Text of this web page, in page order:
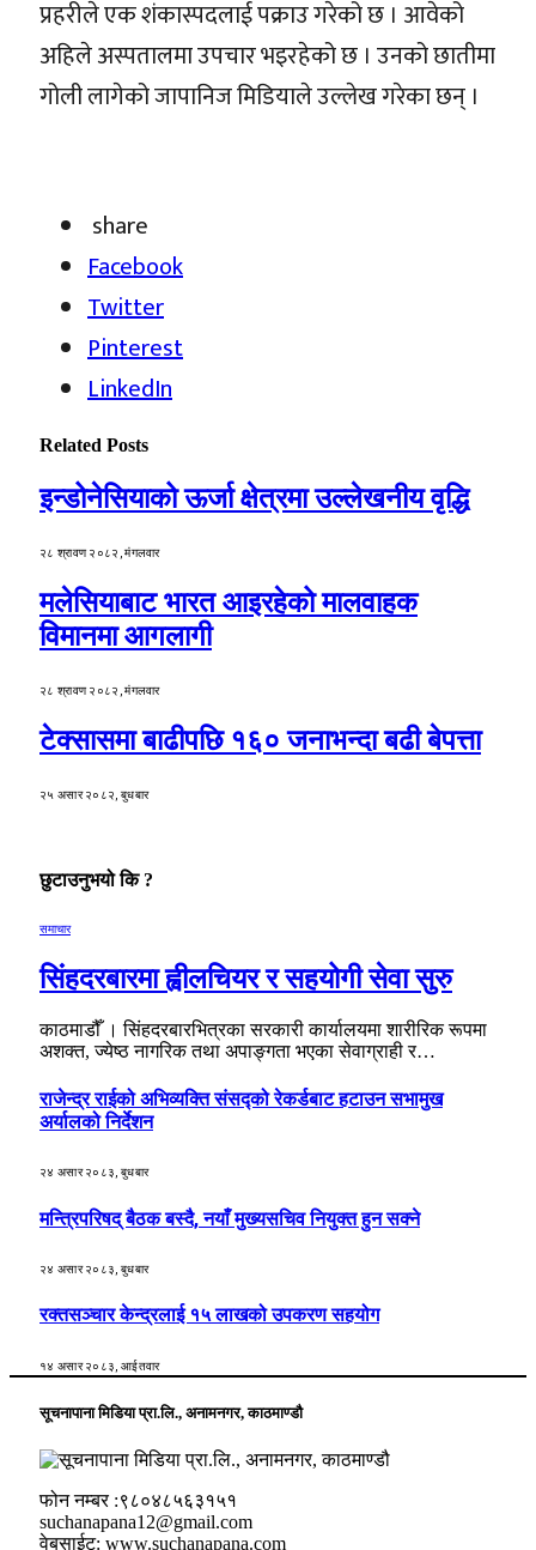
प्रहरीले एक शंकास्पदलाई पक्राउ गरेको छ । आवेको
अहिले अस्पतालमा उपचार भइरहेको छ । उनको छातीमा
गोली लागेको जापानिज मिडियाले उल्लेख गरेका छन् ।
share
Facebook
Twitter
Pinterest
LinkedIn
Related Posts
इन्डोनेसियाको ऊर्जा क्षेत्रमा उल्लेखनीय वृद्धि
२८ श्रावण २०८२, मंगलवार
मलेसियाबाट भारत आइरहेको मालवाहक
विमानमा आगलागी
२८ श्रावण २०८२, मंगलवार
टेक्सासमा बाढीपछि १६० जनाभन्दा बढी बेपत्ता
२५ असार २०८२, बुधबार
छुटाउनुभयो कि ?
समाचार
सिंहदरबारमा ह्वीलचियर र सहयोगी सेवा सुरु
काठमाडौँ । सिंहदरबारभित्रका सरकारी कार्यालयमा शारीरिक रूपमा
अशक्त, ज्येष्ठ नागरिक तथा अपाङ्गता भएका सेवाग्राही र…
राजेन्द्र राईको अभिव्यक्ति संसद्को रेकर्डबाट हटाउन सभामुख
अर्यालको निर्देशन
२४ असार २०८३, बुधबार
मन्त्रिपरिषद् बैठक बस्दै, नयाँ मुख्यसचिव नियुक्त हुन सक्ने
२४ असार २०८३, बुधबार
रक्तसञ्चार केन्द्रलाई १५ लाखको उपकरण सहयोग
१४ असार २०८३, आईतवार
सूचनापाना मिडिया प्रा.लि., अनामनगर, काठमाण्डौ
फोन नम्बर :९८०४८५६३१५१
suchanapana12@gmail.com
वेबसाईट: www.suchanapana.com